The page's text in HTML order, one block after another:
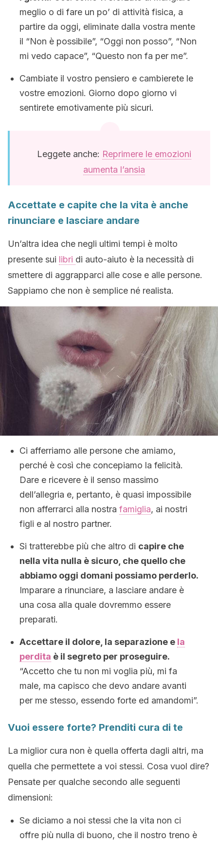
meglio o di fare un po’ di attività fisica, a
partire da oggi, eliminate dalla vostra mente
il “Non è possibile”, “Oggi non posso”, “Non
mi vedo capace”, “Questo non fa per me”.
Cambiate il vostro pensiero e cambierete le
vostre emozioni. Giorno dopo giorno vi
sentirete emotivamente più sicuri.
Leggete anche: Reprimere le emozioni
aumenta l’ansia
Accettate e capite che la vita è anche
rinunciare e lasciare andare
Un’altra idea che negli ultimi tempi è molto
presente sui libri di auto-aiuto è la necessità di
smettere di aggrapparci alle cose e alle persone.
Sappiamo che non è semplice né realista.
Ci afferriamo alle persone che amiamo,
perché è così che concepiamo la felicità.
Dare e ricevere è il senso massimo
dell’allegria e, pertanto, è quasi impossibile
non afferrarci alla nostra famiglia, ai nostri
figli e al nostro partner.
Si tratterebbe più che altro di capire che
nella vita nulla è sicuro, che quello che
abbiamo oggi domani possiamo perderlo.
Imparare a rinunciare, a lasciare andare è
una cosa alla quale dovremmo essere
preparati.
Accettare il dolore, la separazione e la
perdita è il segreto per proseguire.
“Accetto che tu non mi voglia più, mi fa
male, ma capisco che devo andare avanti
per me stesso, essendo forte ed amandomi”.
Vuoi essere forte? Prenditi cura di te
La miglior cura non è quella offerta dagli altri, ma
quella che permettete a voi stessi. Cosa vuol dire?
Pensate per qualche secondo alle seguenti
dimensioni:
Se diciamo a noi stessi che la vita non ci
offre più nulla di buono, che il nostro treno è